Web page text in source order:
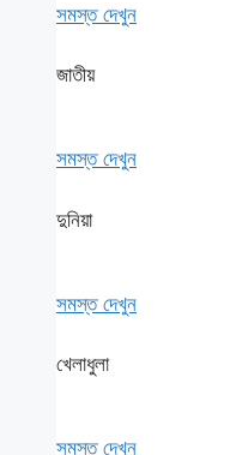
সমস্ত দেখুন
জাতীয়
সমস্ত দেখুন
দুনিয়া
সমস্ত দেখুন
খেলাধুলা
সমস্ত দেখুন